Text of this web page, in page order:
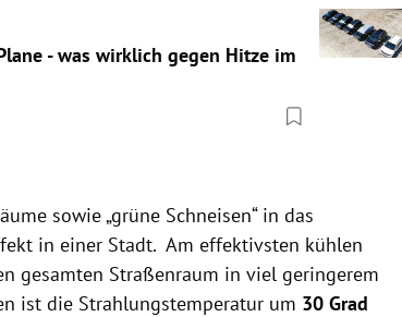
- was wirklich gegen Hitze im
sowie „grüne Schneisen“ in das
in einer Stadt. Am effektivsten kühlen
gesamten Straßenraum in viel geringerem
ist die Strahlungstemperatur um 30 Grad